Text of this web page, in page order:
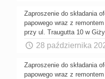
Zaproszenie do składania
papowego wraz z
przy ul. Traugutta 10 w
28 października
Zaproszenie do składania
papowego wraz z